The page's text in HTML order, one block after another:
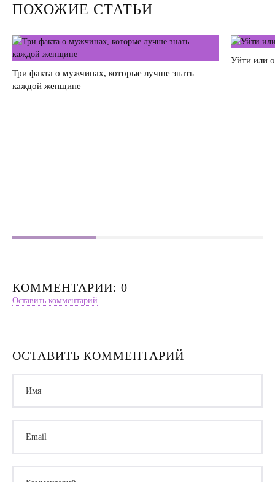
ПОХОЖИЕ СТАТЬИ
Три факта о мужчинах, которые лучше знать
каждой женщине
Уйти или
КОММЕНТАРИИ: 0
Оставить комментарий
ОСТАВИТЬ КОММЕНТАРИЙ
Имя
Email
Комментарий
Кинозал
Сделать семью дружной
Воспитать детей счастливыми
Интервью